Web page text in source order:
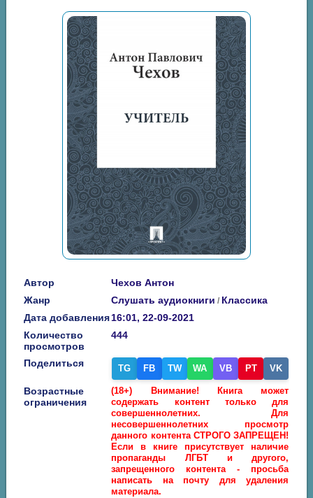
Автор
Чехов Антон
Жанр
Слушать аудиокниги / Классика
Дата добавления16:01, 22-09-2021
Количество
просмотров
444
Поделиться TG FB TW WA VB PT VK
Возрастные
ограничения
(18+) Внимание! Книга может
содержать контент только для
совершеннолетних. Для
несовершеннолетних просмотр
данного контента СТРОГО ЗАПРЕЩЕН!
Если в книге присутствует наличие
пропаганды ЛГБТ и другого,
запрещенного контента - просьба
написать на почту для удаления
материала.